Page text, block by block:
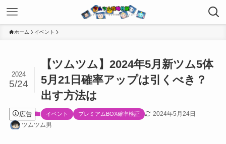
ホーム イベント
【ツムツム】2024年5月新ツム5体
5月21日確率アップは引くべき？
出す方法は
2024
5/24
広告 イベント プレミアムBOX確率検証
2024年5月24日
ツムツム男